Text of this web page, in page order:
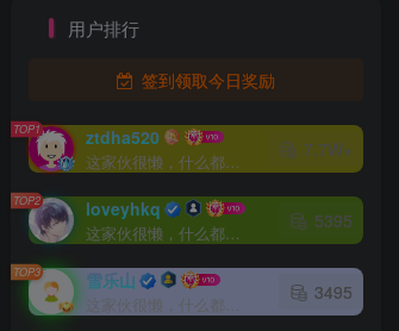
用户排行
签到领取今日奖励
TOP1 ztdha520
这家伙很懒，什么都没有写...
7.7W+
TOP2 loveyhkq
这家伙很懒，什么都没有写...
5395
TOP3 雪乐山
这家伙很懒，什么都没有写...
3495